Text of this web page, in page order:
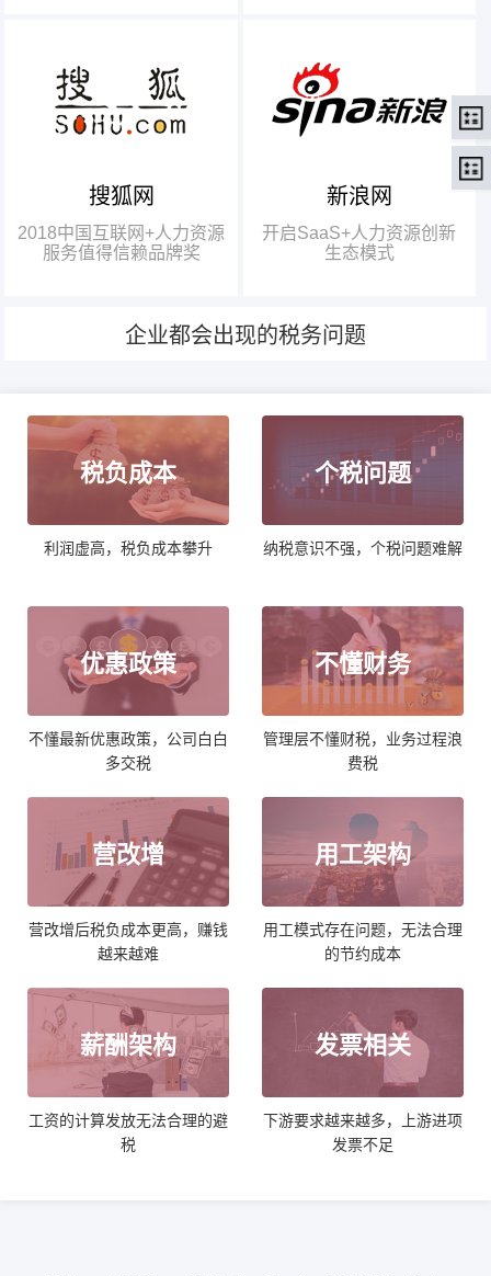
搜狐网
2018中国互联网+人力资源
服务值得信赖品牌奖
瑞方人力获得人力资源行业唯
一奖项——“2018中国互联网+人
力资源服务值得信赖品牌奖”
新浪网
开启SaaS+人力资源创新
生态模式
企业都会出现的税务问题
税负成本
利润虚高，税负成本攀升
个税问题
纳税意识不强，个税问题难解
优惠政策
不懂最新优惠政策，公司白白
多交税
不懂财务
管理层不懂财税，业务过程浪
费税
营改增
营改增后税负成本更高，赚钱
越来越难
用工架构
用工模式存在问题，无法合理
的节约成本
薪酬架构
工资的计算发放无法合理的避
税
发票相关
下游要求越来越多，上游进项
发票不足